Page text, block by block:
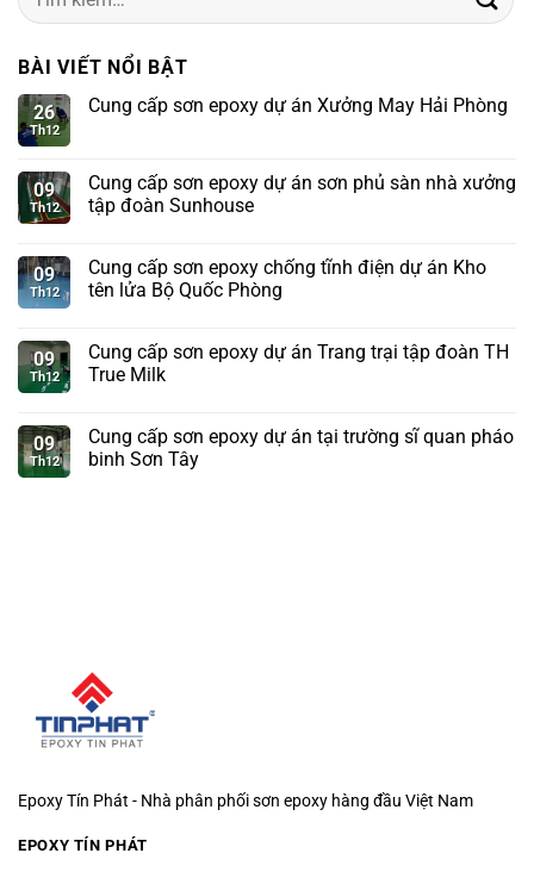
kiếm:
BÀI VIẾT NỔI BẬT
26
Th12
Cung cấp sơn epoxy dự án Xưởng May Hải Phòng
09
Th12
Cung cấp sơn epoxy dự án sơn phủ sàn nhà xưởng
tập đoàn Sunhouse
09
Th12
Cung cấp sơn epoxy chống tĩnh điện dự án Kho
tên lửa Bộ Quốc Phòng
09
Th12
Cung cấp sơn epoxy dự án Trang trại tập đoàn TH
True Milk
09
Th12
Cung cấp sơn epoxy dự án tại trường sĩ quan pháo
binh Sơn Tây
Epoxy Tín Phát - Nhà phân phối sơn epoxy hàng đầu Việt Nam
EPOXY TÍN PHÁT